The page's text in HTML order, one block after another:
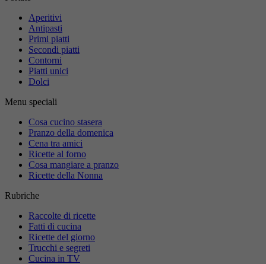
Aperitivi
Antipasti
Primi piatti
Secondi piatti
Contorni
Piatti unici
Dolci
Menu speciali
Cosa cucino stasera
Pranzo della domenica
Cena tra amici
Ricette al forno
Cosa mangiare a pranzo
Ricette della Nonna
Rubriche
Raccolte di ricette
Fatti di cucina
Ricette del giorno
Trucchi e segreti
Cucina in TV